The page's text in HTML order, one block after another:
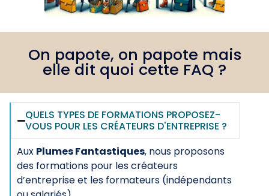
On papote, on papote mais
elle dit quoi cette FAQ ?
QUELS TYPES DE FORMATIONS PROPOSEZ-
VOUS POUR LES CRÉATEURS D'ENTREPRISE ?
Aux Plumes Fantastiques, nous proposons
des formations pour les créateurs
d’entreprise et les formateurs (indépendants